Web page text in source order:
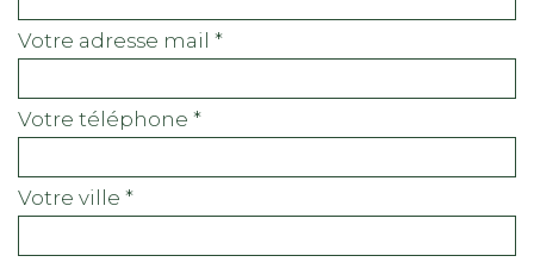
votre adresse mail *
votre téléphone *
votre ville *